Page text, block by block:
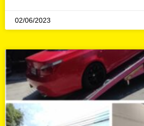
02/06/2023